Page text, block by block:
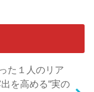
た１人のリア
を高める“実の